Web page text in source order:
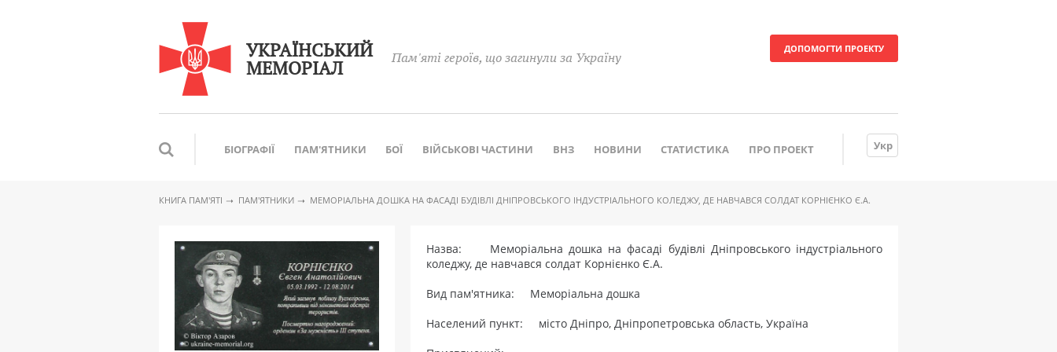
УКРАЇНСЬКИЙ
МЕМОРІАЛ Пам'яті героїв, що загинули за Україну
ДОПОМОГТИ ПРОЕКТУ
БІОГРАФІЇ ПАМ'ЯТНИКИ БОЇ ВІЙСЬКОВІ ЧАСТИНИ ВНЗ НОВИНИ СТАТИСТИКА ПРО ПРОЕКТ Укр
КНИГА ПАМ′ЯТІ ПАМ'ЯТНИКИ МЕМОРІАЛЬНА ДОШКА НА ФАСАДІ БУДІВЛІ ДНІПРОВСЬКОГО ІНДУСТРІАЛЬНОГО КОЛЕДЖУ, ДЕ НАВЧАВСЯ СОЛДАТ КОРНІЄНКО Є.А.
Назва: Меморіальна дошка на фасаді будівлі Дніпровського індустріального
коледжу, де навчався солдат Корнієнко Є.А.
Вид пам'ятника: Меморіальна дошка
Населений пункт: місто Дніпро, Дніпропетровська область, Україна